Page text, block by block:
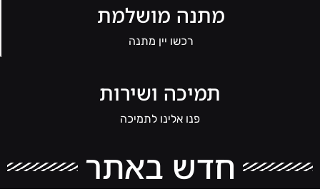
מתנה מושלמת
רכשו יין מתנה
תמיכה ושירות
פנו אלינו לתמיכה
חדש באתר